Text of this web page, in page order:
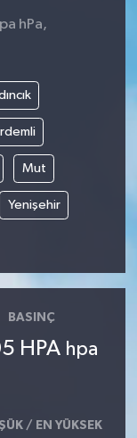
hPa,
Mut
Yenişehir
BASINÇ
HPA hpa
/ EN YÜKSEK